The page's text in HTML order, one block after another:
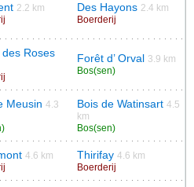
2.2 km
Des Hayons 2.4 km
Boerderij
Roses Forêt d’ Orval 3.9 km
Bos(sen)
Meusin 4.3
Bois de Watinsart 4.5
km
Bos(sen)
4.6 km
Thirifay 4.6 km
Boerderij